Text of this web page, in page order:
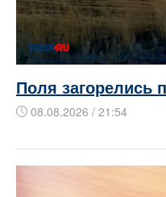
Поля загорелись
08.08.2026 / 21:54